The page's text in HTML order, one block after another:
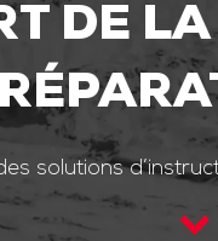
DE
solutions